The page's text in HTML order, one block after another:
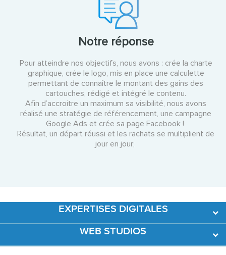
Notre réponse
Pour atteindre nos objectifs, nous avons : crée la charte
graphique, crée le logo, mis en place une calculette
permettant de connaître le montant des gains des
cartouches, rédigé et intégré le contenu.
Afin d’accroitre un maximum sa visibilité, nous avons
réalisé une stratégie de référencement, une campagne
Google Ads et crée sa page Facebook !
Résultat, un départ réussi et les rachats se multiplient de
jour en jour;
EXPERTISES DIGITALES
Développement Web
WEB STUDIOS